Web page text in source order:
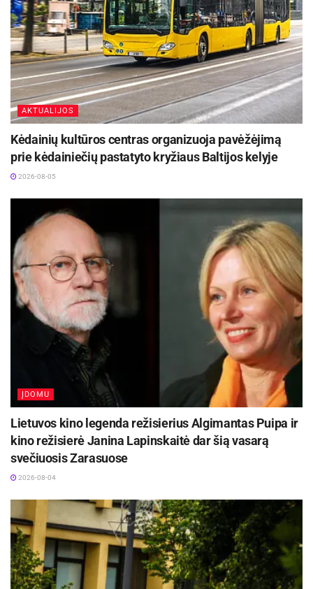
AKTUALIJOS
Kėdainių kultūros centras organizuoja pavėžėjimą
prie kėdainiečių pastatyto kryžiaus Baltijos kelyje
2026-08-05
ĮDOMU
Lietuvos kino legenda režisierius Algimantas Puipa ir
kino režisierė Janina Lapinskaitė dar šią vasarą
svečiuosis Zarasuose
2026-08-04